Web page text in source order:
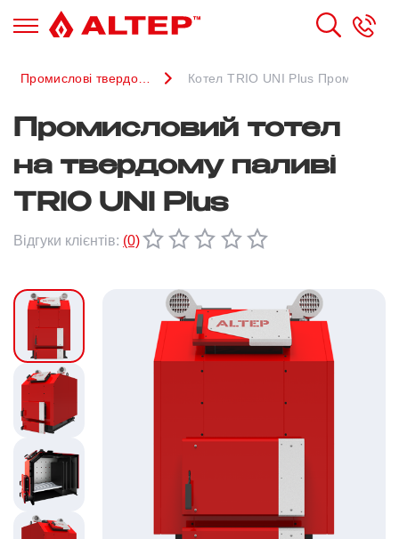
Промислові твердопаливні котли Котел TRIO UNI Plus
Промисловий тотел
на твердому паливі
TRIO UNI Plus
Відгуки клієнтів: (0)